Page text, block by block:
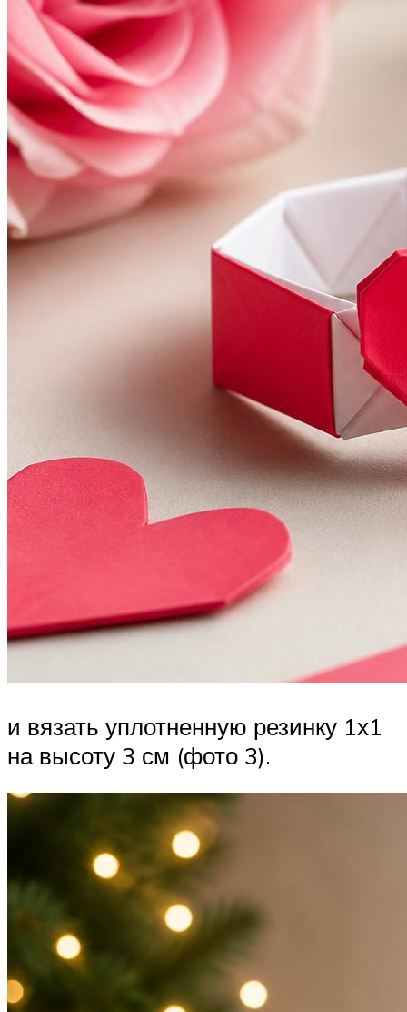
и вязать уплотненную резинку 1х1
на высоту 3 см (фото 3).